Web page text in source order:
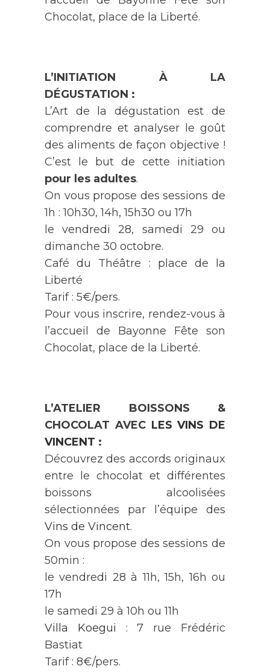
Chocolat, place de la Liberté.
L’INITIATION À LA
DÉGUSTATION :
L’Art de la dégustation est de
comprendre et analyser le goût
des aliments de façon objective !
C’est le but de cette initiation
pour les adultes.
On vous propose des sessions de
1h : 10h30, 14h, 15h30 ou 17h
le vendredi 28, samedi 29 ou
dimanche 30 octobre.
Café du Théâtre : place de la
Liberté
Tarif : 5€/pers.
Pour vous inscrire, rendez-vous à
l’accueil de Bayonne Fête son
Chocolat, place de la Liberté.
L’ATELIER BOISSONS &
CHOCOLAT AVEC LES VINS DE
VINCENT :
Découvrez des accords originaux
entre le chocolat et différentes
boissons alcoolisées
sélectionnées par l’équipe des
Vins de Vincent.
On vous propose des sessions de
50min :
le vendredi 28 à 11h, 15h, 16h ou
17h
le samedi 29 à 10h ou 11h
Villa Koegui : 7 rue Frédéric
Bastiat
Tarif : 8€/pers.